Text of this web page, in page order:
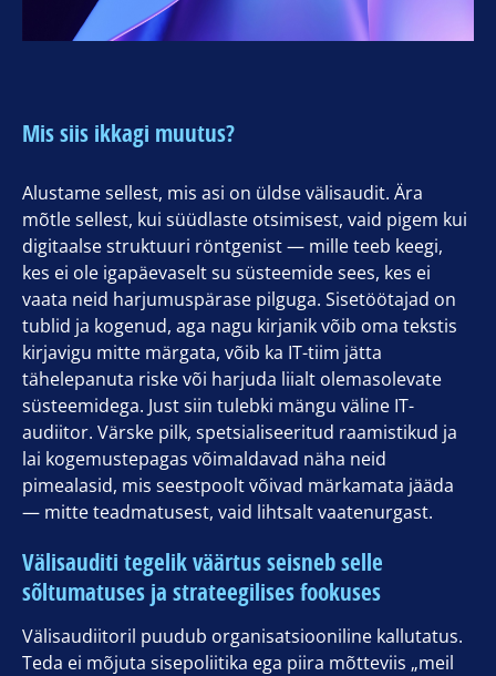
Mis siis ikkagi muutus?
Alustame sellest, mis asi on üldse välisaudit. Ära
mõtle sellest, kui süüdlaste otsimisest, vaid pigem kui
digitaalse struktuuri röntgenist — mille teeb keegi,
kes ei ole igapäevaselt su süsteemide sees, kes ei
vaata neid harjumuspärase pilguga. Sisetöötajad on
tublid ja kogenud, aga nagu kirjanik võib oma tekstis
kirjavigu mitte märgata, võib ka IT-tiim jätta
tähelepanuta riske või harjuda liialt olemasolevate
süsteemidega. Just siin tulebki mängu väline IT-
audiitor. Värske pilk, spetsialiseeritud raamistikud ja
lai kogemustepagas võimaldavad näha neid
pimealasid, mis seestpoolt võivad märkamata jääda
— mitte teadmatusest, vaid lihtsalt vaatenurgast.
Välisauditi tegelik väärtus seisneb selle
sõltumatuses ja strateegilises fookuses
Välisaudiitoril puudub organisatsiooniline kallutatus.
Teda ei mõjuta sisepoliitika ega piira mõtteviis „meil